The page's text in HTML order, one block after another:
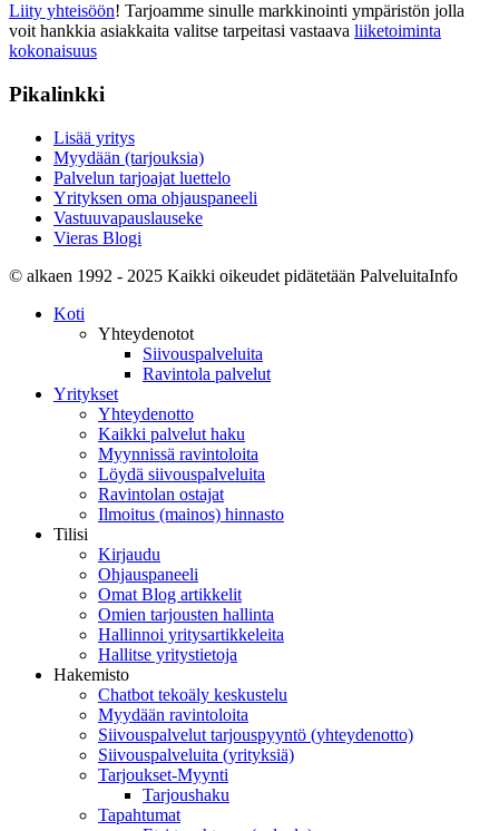
Liity yhteisöön! Tarjoamme sinulle markkinointi ympäristön jolla
voit hankkia asiakkaita valitse tarpeitasi vastaava liiketoiminta
kokonaisuus
Pikalinkki
Lisää yritys
Myydään (tarjouksia)
Palvelun tarjoajat luettelo
Yrityksen oma ohjauspaneeli
Vastuuvapauslauseke
Vieras Blogi
© alkaen 1992 - 2025 Kaikki oikeudet pidätetään PalveluitaInfo
Koti
Yhteydenotot
Siivouspalveluita
Ravintola palvelut
Yritykset
Yhteydenotto
Kaikki palvelut haku
Myynnissä ravintoloita
Löydä siivouspalveluita
Ravintolan ostajat
Ilmoitus (mainos) hinnasto
Tilisi
Kirjaudu
Ohjauspaneeli
Omat Blog artikkelit
Omien tarjousten hallinta
Hallinnoi yritysartikkeleita
Hallitse yritystietoja
Hakemisto
Chatbot tekoäly keskustelu
Myydään ravintoloita
Siivouspalvelut tarjouspyyntö (yhteydenotto)
Siivouspalveluita (yrityksiä)
Tarjoukset-Myynti
Tarjoushaku
Tapahtumat